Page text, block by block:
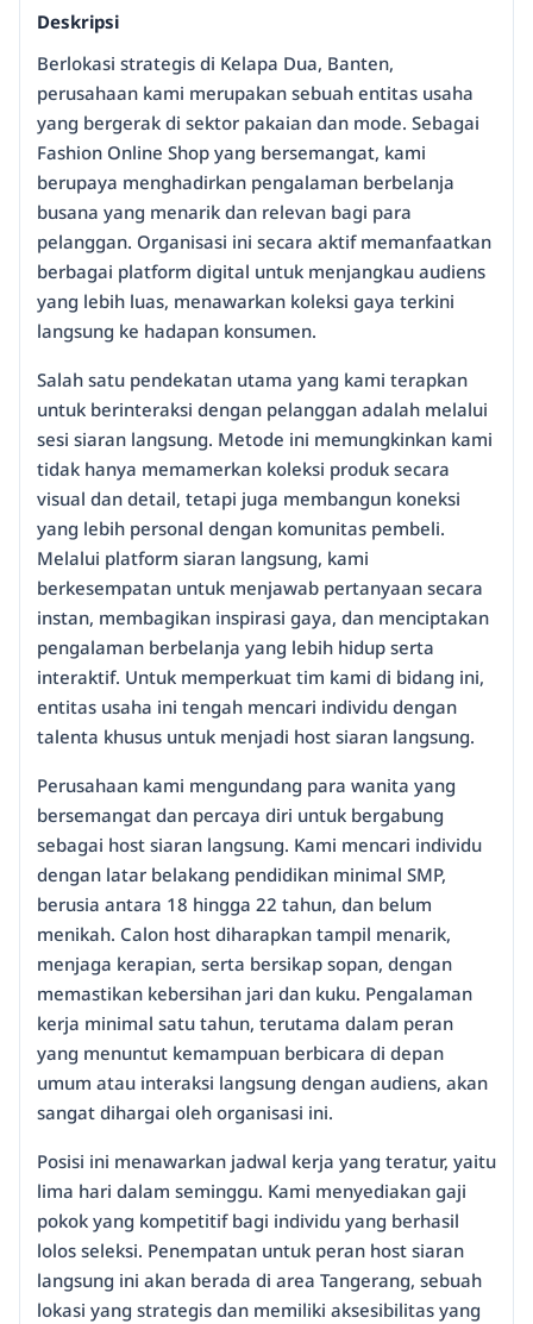
Deskripsi
Berlokasi strategis di Kelapa Dua, Banten,
perusahaan kami merupakan sebuah entitas usaha
yang bergerak di sektor pakaian dan mode. Sebagai
Fashion Online Shop yang bersemangat, kami
berupaya menghadirkan pengalaman berbelanja
busana yang menarik dan relevan bagi para
pelanggan. Organisasi ini secara aktif memanfaatkan
berbagai platform digital untuk menjangkau audiens
yang lebih luas, menawarkan koleksi gaya terkini
langsung ke hadapan konsumen.
Salah satu pendekatan utama yang kami terapkan
untuk berinteraksi dengan pelanggan adalah melalui
sesi siaran langsung. Metode ini memungkinkan kami
tidak hanya memamerkan koleksi produk secara
visual dan detail, tetapi juga membangun koneksi
yang lebih personal dengan komunitas pembeli.
Melalui platform siaran langsung, kami
berkesempatan untuk menjawab pertanyaan secara
instan, membagikan inspirasi gaya, dan menciptakan
pengalaman berbelanja yang lebih hidup serta
interaktif. Untuk memperkuat tim kami di bidang ini,
entitas usaha ini tengah mencari individu dengan
talenta khusus untuk menjadi host siaran langsung.
Perusahaan kami mengundang para wanita yang
bersemangat dan percaya diri untuk bergabung
sebagai host siaran langsung. Kami mencari individu
dengan latar belakang pendidikan minimal SMP,
berusia antara 18 hingga 22 tahun, dan belum
menikah. Calon host diharapkan tampil menarik,
menjaga kerapian, serta bersikap sopan, dengan
memastikan kebersihan jari dan kuku. Pengalaman
kerja minimal satu tahun, terutama dalam peran
yang menuntut kemampuan berbicara di depan
umum atau interaksi langsung dengan audiens, akan
sangat dihargai oleh organisasi ini.
Posisi ini menawarkan jadwal kerja yang teratur, yaitu
lima hari dalam seminggu. Kami menyediakan gaji
pokok yang kompetitif bagi individu yang berhasil
lolos seleksi. Penempatan untuk peran host siaran
langsung ini akan berada di area Tangerang, sebuah
lokasi yang strategis dan memiliki aksesibilitas yang